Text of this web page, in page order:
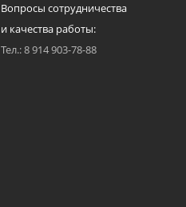
Вопросы сотрудничества
и качества работы:
Тел.: 8 914 903-78-88